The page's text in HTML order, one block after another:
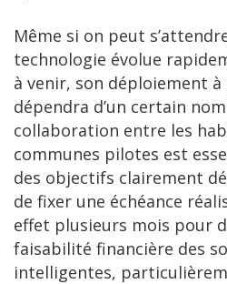
Même si on peut
technologie évolue
à venir, son déploiement à
dépendra d’un certain
collaboration entre les
communes pilotes est
des objectifs clairement
de fixer une échéance
effet plusieurs mois pour
faisabilité financière des
intelligentes,